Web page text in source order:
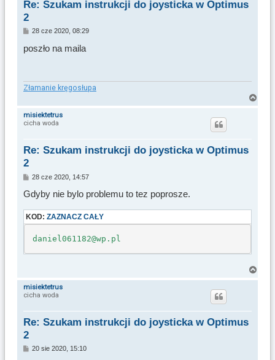
Re: Szukam instrukcji do joysticka w Optimus
2
P
s
t
28 cze 2020, 08:29
poszło na maila
Złamanie kręgosłupa
N
misiektetrus
cicha woda
Re: Szukam instrukcji do joysticka w Optimus
2
P
s
28 cze 2020, 14:57
Gdyby nie bylo problemu to tez poprosze.
KOD: ZAZNACZ CAŁY
daniel061182@wp.pl
N
r
misiektetrus
cicha woda
Re: Szukam instrukcji do joysticka w Optimus
2
P20 sie 2020, 15:10